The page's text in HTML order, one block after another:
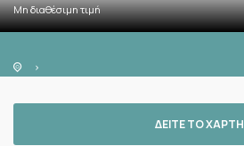
Μη διαθέσιμη τιμή
ΔΕΙΤΕ ΤΟ ΧΑΡΤΗ